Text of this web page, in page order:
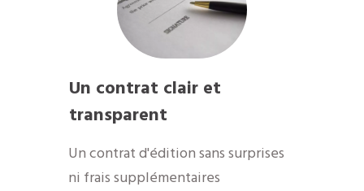
Un contrat clair et
transparent
Un contrat d'édition sans surprises
ni frais supplémentaires